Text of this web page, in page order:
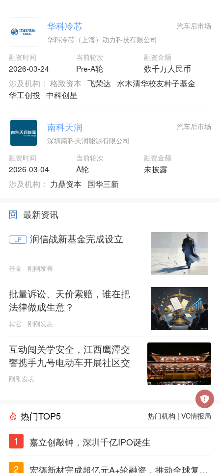
华科冷芯
华科冷芯（上海）动力科技有限公司
融资时间
2026-03-24
当前轮次
Pre-A轮
融资金额
数千万人民币
汽车后市场
涉及机构： 格致资本 飞荣达
水木清华校友种子基金
华工创投
中科创星
南科天润
深圳南科天润能源有限公司
融资时间
2026-03-04
当前轮次
A轮
融资金额
未披露
汽车后市场
涉及机构： 力鼎资本 国华三新
最新资讯
LP 润信战新基金完成设立
基金 刚刚发表
批量诉讼、天价索赔，谁在把
法律做成生意？
其它 刚刚发表
互动闯关学安全，江西鹰潭交
警携手九号电动车开展社区交
通安全科普活动
刚刚发表
热门TOP5 热门机构 |VC情报局
1 嘉立创敲钟，深圳千亿IPO诞生
2 宏德新材完成超亿元A+轮融资，推动全球复合